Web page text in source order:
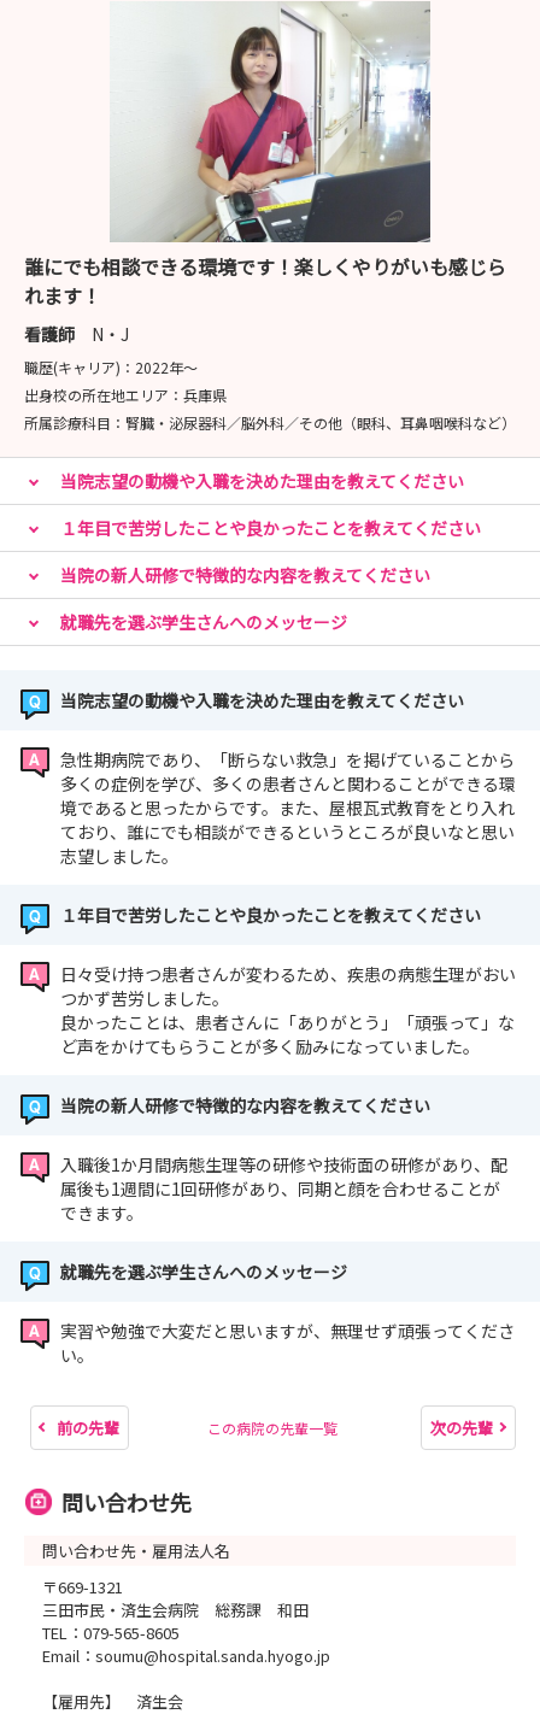
誰にでも相談できる環境です！楽しくやりがいも感じら
れます！
看護師 N・J
職歴(キャリア)： 2022年〜
出身校の所在地エリア： 兵庫県
所属診療科目： 腎臓・泌尿器科／脳外科／その他（眼科、耳鼻咽喉科など）
当院志望の動機や入職を決めた理由を教えてください
１年目で苦労したことや良かったことを教えてください
当院の新人研修で特徴的な内容を教えてください
就職先を選ぶ学生さんへのメッセージ
当院志望の動機や入職を決めた理由を教えてください
急性期病院であり、「断らない救急」を掲げていることから
多くの症例を学び、多くの患者さんと関わることができる環
境であると思ったからです。また、屋根瓦式教育をとり入れ
ており、誰にでも相談ができるというところが良いなと思い
志望しました。
１年目で苦労したことや良かったことを教えてください
日々受け持つ患者さんが変わるため、疾患の病態生理がおい
つかず苦労しました。
良かったことは、患者さんに「ありがとう」「頑張って」な
ど声をかけてもらうことが多く励みになっていました。
当院の新人研修で特徴的な内容を教えてください
入職後1か月間病態生理等の研修や技術面の研修があり、配
属後も1週間に1回研修があり、同期と顔を合わせることが
できます。
就職先を選ぶ学生さんへのメッセージ
実習や勉強で大変だと思いますが、無理せず頑張ってくださ
い。
前の先輩 この病院の先輩一覧 次の先輩
問い合わせ先
問い合わせ先・雇用法人名
〒669-1321
三田市民・済生会病院 総務課 和田
TEL：079-565-8605
Email：soumu@hospital.sanda.hyogo.jp
【雇用先】 済生会